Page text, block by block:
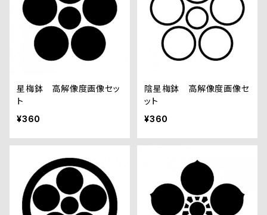
星梅鉢 高解像度画像セッ
ト
¥360
陰星梅鉢 高解像度画像セ
ット
¥360